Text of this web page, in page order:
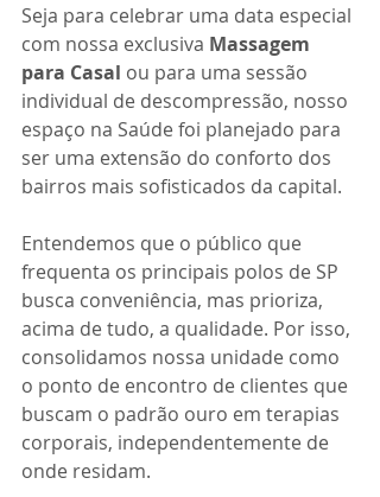
Seja para celebrar uma data especial
com nossa exclusiva Massagem
para Casal ou para uma sessão
individual de descompressão, nosso
espaço na Saúde foi planejado para
ser uma extensão do conforto dos
bairros mais sofisticados da capital.
Entendemos que o público que
frequenta os principais polos de SP
busca conveniência, mas prioriza,
acima de tudo, a qualidade. Por isso,
consolidamos nossa unidade como
o ponto de encontro de clientes que
buscam o padrão ouro em terapias
corporais, independentemente de
onde residam.